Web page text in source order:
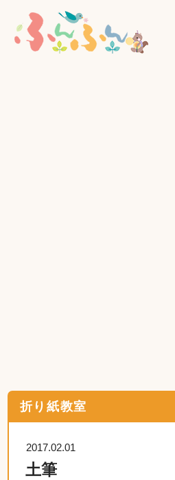
折り紙教室
2017.02.01
土筆